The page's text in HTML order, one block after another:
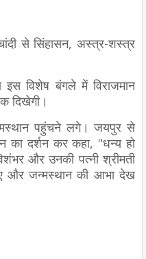
से सिंहासन, अस्त्र-शस्त्र
इस विशेष बंगले में विराजमान
दिखेगी।
पहुंचने लगे। जयपुर से
का दर्शन कर कहा, "धन्य हो
और उनकी पत्नी श्रीमती
और जन्मस्थान की आभा देख